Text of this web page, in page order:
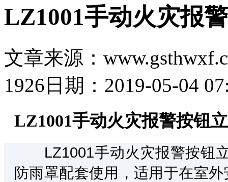
LZ1001手动火灾报
文章来源：
1926 日期：2019-05-04
LZ1001手动火灾报警按钮
LZ1001手动火灾报警按钮立
防雨罩配套使用，适用于在室